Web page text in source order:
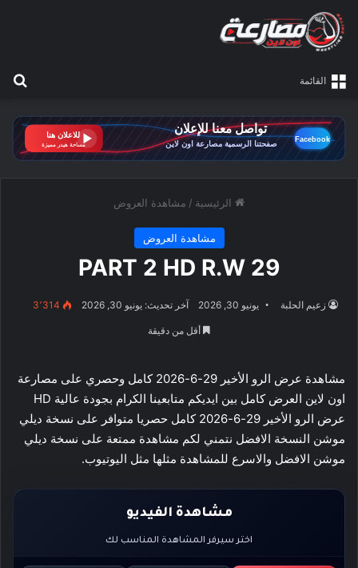
القائمة
الرئيسية / مشاهدة العروض
مشاهدة العروض
PART 2 HD R.W 29
زعيم الحلبة يونيو 30, 2026 آخر تحديث: يونيو 30, 2026 3٬314
أقل من دقيقة
مشاهدة عرض الرو الأخير 29-6-2026 كامل وحصري على مصارعة
اون لاين العرض كامل بين ايديكم متابعينا الكرام بجودة عالية HD
عرض الرو الأخير 29-6-2026 كامل حصريا متوافر على نسخة ديلي
موشن النسخة الافضل نتمني لكم مشاهدة ممتعة على نسخة ديلي
موشن الافضل والاسرع للمشاهدة مثلها مثل اليوتيوب.
مشاهدة الفيديو
اختر سيرفر المشاهدة المناسب لك